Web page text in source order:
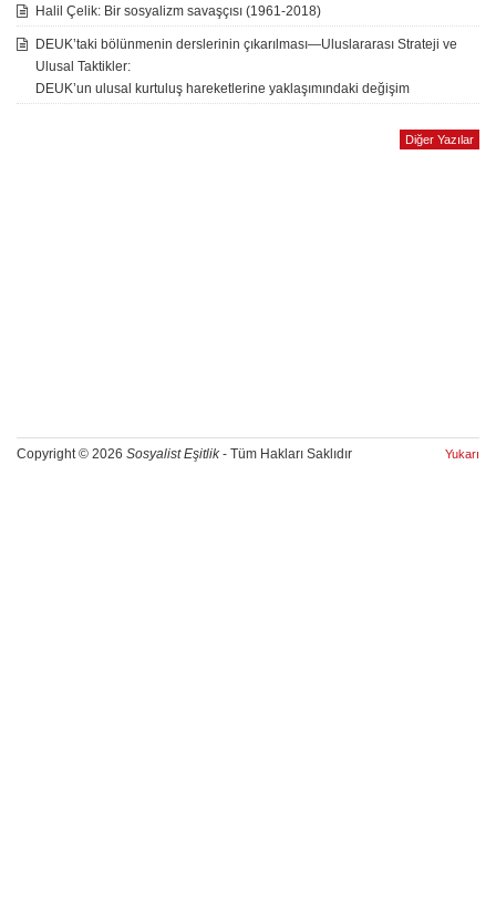
Halil Çelik: Bir sosyalizm savaşçısı (1961-2018)
DEUK’taki bölünmenin derslerinin çıkarılması—Uluslararası Strateji ve
Ulusal Taktikler:
DEUK’un ulusal kurtuluş hareketlerine yaklaşımındaki değişim
Diğer Yazılar
Copyright © 2026 Sosyalist Eşitlik- Tüm Hakları Saklıdır Yukarı